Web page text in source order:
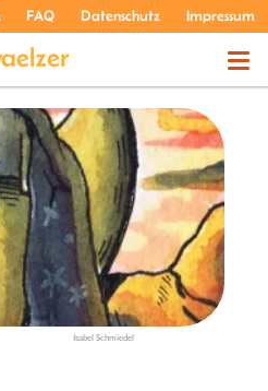
FAQ Datenschutz Impressum
UNS
Isabel Schmiedel